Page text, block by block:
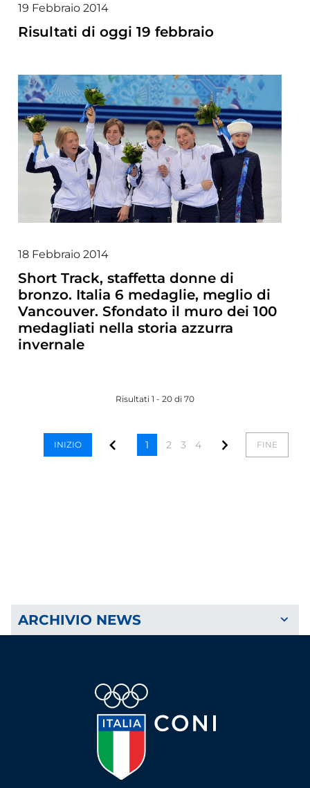
19 Febbraio 2014
Risultati di oggi 19 febbraio
18 Febbraio 2014
Short Track, staffetta donne di
bronzo. Italia 6 medaglie, meglio di
Vancouver. Sfondato il muro dei 100
medagliati nella storia azzurra
invernale
Risultati 1 - 20 di 70
INIZIO 1 2 3 4 FINE
ARCHIVIO NEWS